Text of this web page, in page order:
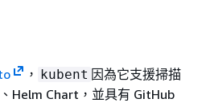
， kubent 因為它支援掃描
Helm Chart，並具有 GitHub